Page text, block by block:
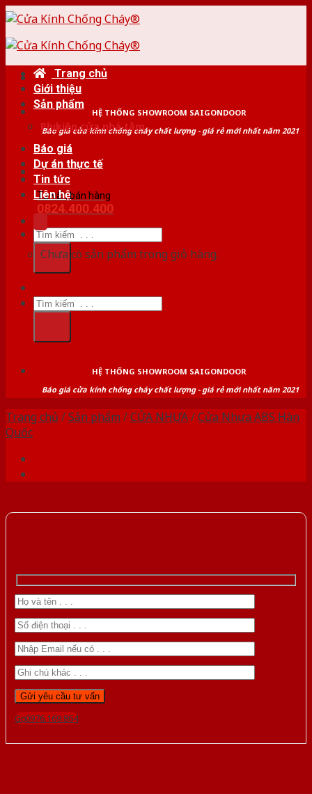
Skip
content
HỆ THỐNG SHOWROOM SAIGONDOOR
Báo giá cửa kính chống cháy chất lượng - giá rẻ mới nhất năm 2021
Tư vấn bán hàng
0824.400.400
Tìm
kiếm:
Trang chủ
Giới thiệu
Sản phẩm
Phụ kiện cửa nhà tắm
Báo giá
Dự án thực tế
Tin tức
Liên hệ
Chưa có sản phẩm trong giỏ hàng.
Tìm
kiếm:
HỆ THỐNG SHOWROOM SAIGONDOOR
Báo giá cửa kính chống cháy chất lượng - giá rẻ mới nhất năm 2021
Trang chủ /Sản phẩm /CỬA NHỰA/Cửa Nhựa ABS Hàn
Quốc
Gọi 0976.169.864